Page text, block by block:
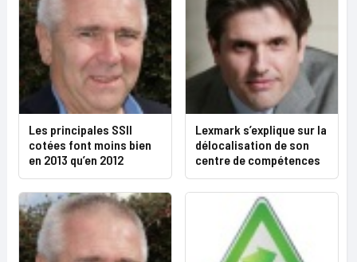
Les principales SSII
cotées font moins bien
en 2013 qu’en 2012
Lexmark s’explique sur la
délocalisation de son
centre de compétences